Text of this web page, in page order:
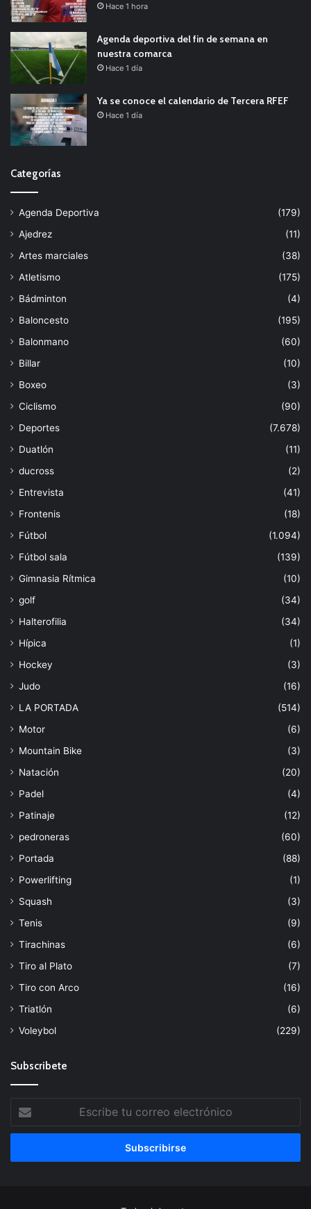
Hace 1 hora
Agenda deportiva del fin de semana en
nuestra comarca
Hace 1 día
Ya se conoce el calendario de Tercera RFEF
Hace 1 día
Categorías
Agenda Deportiva
(179)
Ajedrez
(11)
Artes marciales
(38)
Atletismo
(175)
Bádminton
(4)
Baloncesto
(195)
Balonmano
(60)
Billar
(10)
Boxeo
(3)
Ciclismo
(90)
Deportes
(7.678)
Duatlón
(11)
ducross
(2)
Entrevista
(41)
Frontenis
(18)
Fútbol
(1.094)
Fútbol sala
(139)
Gimnasia Rítmica
(10)
golf
(34)
Halterofilia
(34)
Hípica
(1)
Hockey
(3)
Judo
(16)
LA PORTADA
(514)
Motor
(6)
Mountain Bike
(3)
Natación
(20)
Padel
(4)
Patinaje
(12)
pedroneras
(60)
Portada
(88)
Powerlifting
(1)
Squash
(3)
Tenis
(9)
Tirachinas
(6)
Tiro al Plato
(7)
Tiro con Arco
(16)
Triatlón
(6)
Voleybol
(229)
Subscribete
tu
correo